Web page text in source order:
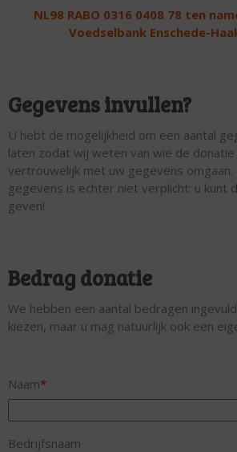
NL98 RABO 0316 0408 78 ten
Voedselbank Enschede-
Gegevens invullen?
U hebt de mogelijkheid om een aantal
laten zodat wij weten van wie de donatie
vertrouwelijk met uw gegevens omgaan.
gegevens is echter niet verplicht: u kunt
geven!
Bedrag donatie
We hebben een aantal bedragen
kiezen, maar u mag natuurlijk ook een
Naam*
Bedrijfsnaam